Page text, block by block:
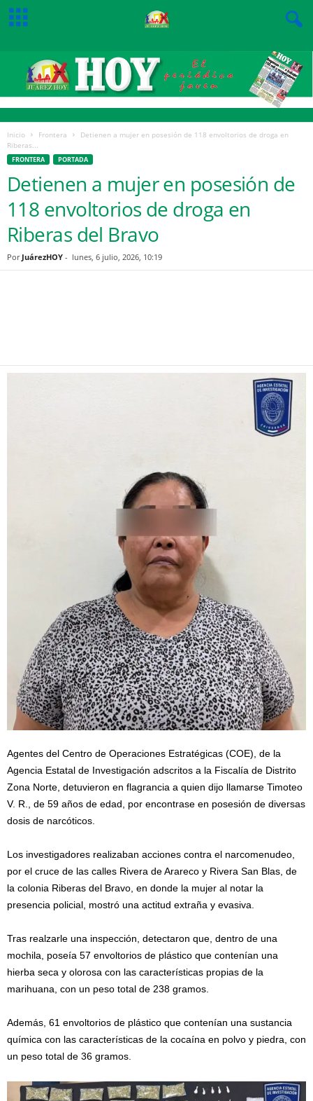
Inicio Frontera
Detienen a mujer en posesión de 118 envoltorios de droga en
Riberas...
FRONTERA PORTADA
Detienen a mujer en posesión de
118 envoltorios de droga en
Riberas del Bravo
Por JuárezHOY - lunes, 6 julio, 2026, 10:19
Agentes del Centro de Operaciones Estratégicas (COE), de la
Agencia Estatal de Investigación adscritos a la Fiscalía de Distrito
Zona Norte, detuvieron en flagrancia a quien dijo llamarse Timoteo
V. R., de 59 años de edad, por encontrase en posesión de diversas
dosis de narcóticos.
Los investigadores realizaban acciones contra el narcomenudeo,
por el cruce de las calles Rivera de Arareco y Rivera San Blas, de
la colonia Riberas del Bravo, en donde la mujer al notar la
presencia policial, mostró una actitud extraña y evasiva.
Tras realzarle una inspección, detectaron que, dentro de una
mochila, poseía 57 envoltorios de plástico que contenían una
hierba seca y olorosa con las características propias de la
marihuana, con un peso total de 238 gramos.
Además, 61 envoltorios de plástico que contenían una sustancia
química con las características de la cocaína en polvo y piedra, con
un peso total de 36 gramos.